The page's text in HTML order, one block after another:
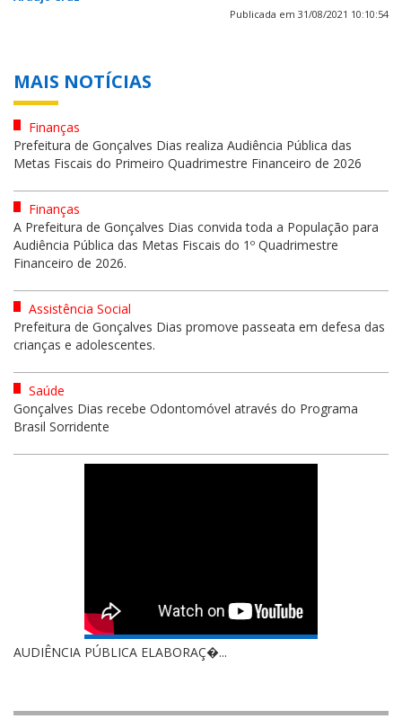
Publicada em 31/08/2021 10:10:54
MAIS NOTÍCIAS
Finanças
Prefeitura de Gonçalves Dias realiza Audiência Pública das
Metas Fiscais do Primeiro Quadrimestre Financeiro de 2026
Finanças
A Prefeitura de Gonçalves Dias convida toda a População para
Audiência Pública das Metas Fiscais do 1º Quadrimestre
Financeiro de 2026.
Assistência Social
Prefeitura de Gonçalves Dias promove passeata em defesa das
crianças e adolescentes.
Saúde
Gonçalves Dias recebe Odontomóvel através do Programa
Brasil Sorridente
AUDIÊNCIA PÚBLICA ELABORAÇ�...